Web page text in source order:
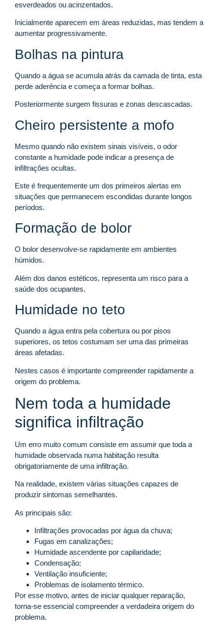
esverdeados ou acinzentados.
Inicialmente aparecem em áreas reduzidas, mas tendem a
aumentar progressivamente.
Bolhas na pintura
Quando a água se acumula atrás da camada de tinta, esta
perde aderência e começa a formar bolhas.
Posteriormente surgem fissuras e zonas descascadas.
Cheiro persistente a mofo
Mesmo quando não existem sinais visíveis, o odor
constante a humidade pode indicar a presença de
infiltrações ocultas.
Este é frequentemente um dos primeiros alertas em
situações que permanecem escondidas durante longos
períodos.
Formação de bolor
O bolor desenvolve-se rapidamente em ambientes
húmidos.
Além dos danos estéticos, representa um risco para a
saúde dos ocupantes.
Humidade no teto
Quando a água entra pela cobertura ou por pisos
superiores, os tetos costumam ser uma das primeiras
áreas afetadas.
Nestes casos é importante compreender rapidamente a
origem do problema.
Nem toda a humidade
significa infiltração
Um erro muito comum consiste em assumir que toda a
humidade observada numa habitação resulta
obrigatoriamente de uma infiltração.
Na realidade, existem várias situações capazes de
produzir sintomas semelhantes.
As principais são:
Infiltrações provocadas por água da chuva;
Fugas em canalizações;
Humidade ascendente por capilaridade;
Condensação;
Ventilação insuficiente;
Problemas de isolamento térmico.
Por esse motivo, antes de iniciar qualquer reparação,
torna-se essencial compreender a verdadeira origem do
problema.